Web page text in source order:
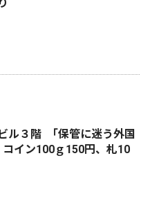
ル３階 ｢保管に迷う外国
イン100ｇ150円、札10